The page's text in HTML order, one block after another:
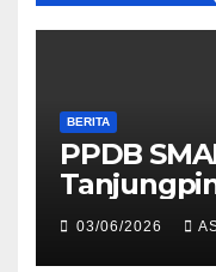
BERITA
PPDB
03/06/2026